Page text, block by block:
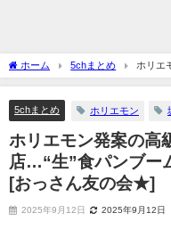
ホーム 5chまとめ
ホリエ
5chまとめ ホリエモン
ホリエモン発案の高
店…“生”食パンブー
[おっさん友の会★]
2025年9月12日 2025年9月12日